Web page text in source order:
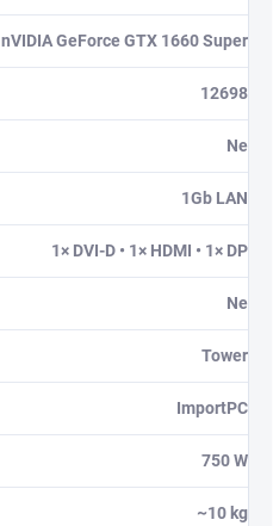
nVIDIA GeForce GTX 1660 Super
12698
Ne
1Gb LAN
1× DVI-D • 1× HDMI • 1× DP
Ne
Tower
ImportPC
750 W
~10 kg